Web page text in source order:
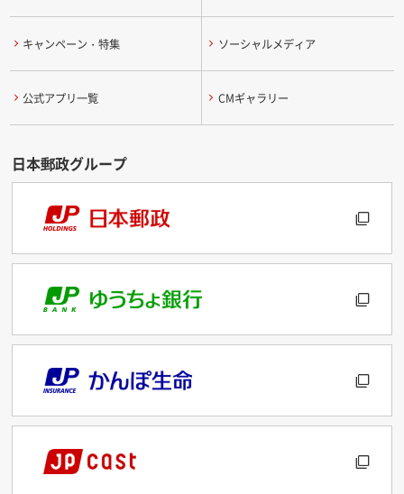
キャンペーン・特集 ソーシャルメディア
公式アプリ一覧 CMギャラリー